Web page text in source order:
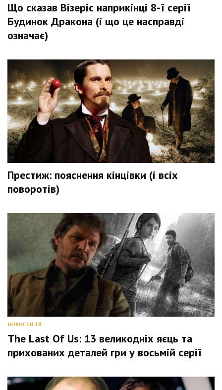
Що сказав Візеріс наприкінці 8-ї серії
Будинок Дракона (і що це насправді
означає)
Престиж: пояснення кінцівки (і всіх
поворотів)
НОВОСТИ ТВ
The Last Of Us: 13 великодніх яєць та
прихованих деталей гри у восьмій серії